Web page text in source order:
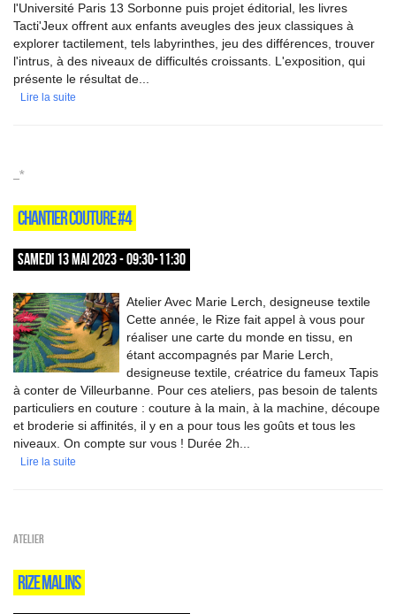
l'Université Paris 13 Sorbonne puis projet éditorial, les livres
Tacti'Jeux offrent aux enfants aveugles des jeux classiques à
explorer tactilement, tels labyrinthes, jeu des différences, trouver
l'intrus, à des niveaux de difficultés croissants. L'exposition, qui
présente le résultat de...
Lire la suite
_*
CHANTIER COUTURE #4
SAMEDI 13 MAI 2023 - 09:30-11:30
Atelier Avec Marie Lerch, designeuse textile
Cette année, le Rize fait appel à vous pour
réaliser une carte du monde en tissu, en
étant accompagnés par Marie Lerch,
designeuse textile, créatrice du fameux Tapis
à conter de Villeurbanne. Pour ces ateliers, pas besoin de talents
particuliers en couture : couture à la main, à la machine, découpe
et broderie si affinités, il y en a pour tous les goûts et tous les
niveaux. On compte sur vous ! Durée 2h...
Lire la suite
Atelier
RIZE MALINS